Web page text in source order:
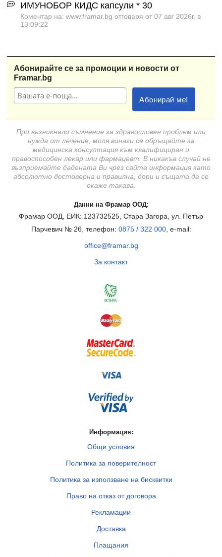
ИМУНОБОР КИДС капсули * 30
Коментар на: www.framar.bg отговаря от 07 авг 2026г. в
13:09:22
Абонирайте се за промоции и новости от
Framar.bg
При възникнало съмнение за здравословен проблем или
нужда от лечение, моля винаги се обръщайте за
медицинска консултация към квалифициран и
правоспособен лекар или фармацевт. В никакъв случай не
възприемайте дадената Ви чрез сайта информация като
абсолютно достоверна и правилна, дори и същата да се
окаже такава.
Данни на Фрамар ООД:
Фрамар ООД, ЕИК: 123732525, Стара Загора, ул. Петър
Парчевич № 26, телефон: 0875 / 322 000, e-mail:
office@framar.bg
За контакт
Информация:
Общи условия
Политика за поверителност
Политика за използване на бисквитки
Право на отказ от договора
Рекламации
Доставка
Плащания